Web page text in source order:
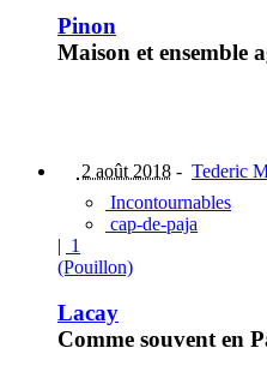
Pinon
Maison et ensemble
2 août 2018 - Tederic
Incontournables
cap-de-paja
| 1
(Pouillon)
Lacay
Comme souvent en